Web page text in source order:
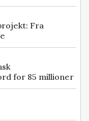
Fra
for 85 millioner